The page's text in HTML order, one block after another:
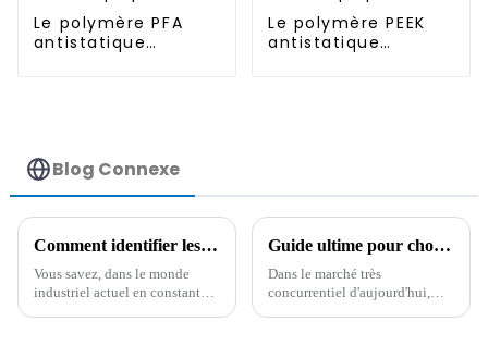
Le polymère PFA
antistatique
Le polymère PEEK
antistatique
Blog Connexe
Comment identifier les meilleurs fabricants de polymères fonctionnels pour vos besoins
Vous savez, dans le monde
industriel actuel en constante
Guide ultime pour choisir le bon additif hydrophobe pour vos produits
Dans le marché très
concurrentiel d'aujourd'hui,